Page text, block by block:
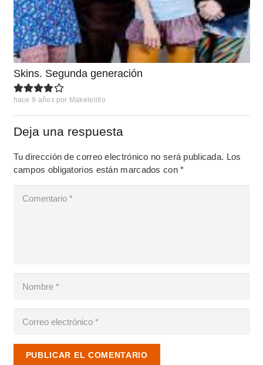
Skins. Segunda generación
hace 9 años por Makelelillo
Deja una respuesta
Tu dirección de correo electrónico no será publicada. Los
campos obligatorios están marcados con*
PUBLICAR EL COMENTARIO